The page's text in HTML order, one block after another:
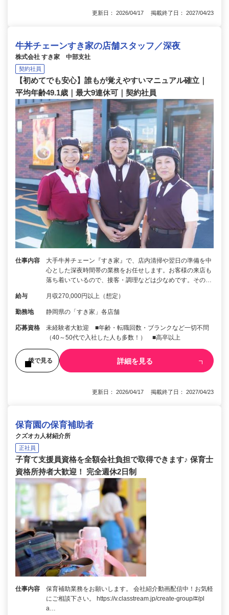
更新日： 2026/04/17 掲載終了日： 2027/04/23
牛丼チェーンすき家の店舗スタッフ／深夜
株式会社 すき家 中部支社
契約社員
【初めてでも安心】誰もが覚えやすいマニュアル確立｜
平均年齢49.1歳｜最大9連休可｜契約社員
仕事内容
大手牛丼チェーン『すき家』で、店内清掃や翌日の準備を中
心とした深夜時間帯の業務をお任せします。お客様の来店も
落ち着いているので、接客・調理などは少なめです。その…
給与 月収270,000円以上（想定）
勤務地 静岡県の「すき家」各店舗
応募資格
未経験者大歓迎 ■年齢・転職回数・ブランクなど一切不問
（40～50代で入社した人も多数！） ■高卒以上
後で見る 詳細を見る
更新日： 2026/04/17 掲載終了日： 2027/04/23
保育園の保育補助者
クズオカ人材紹介所
正社員
子育て支援員資格を全額会社負担で取得できます♪ 保育士
資格所持者大歓迎！ 完全週休2日制
仕事内容
保育補助業務をお願いします。 会社紹介動画配信中！お気軽
にご相談下さい。 https://v.classtream.jp/create-group/#/pl
a…